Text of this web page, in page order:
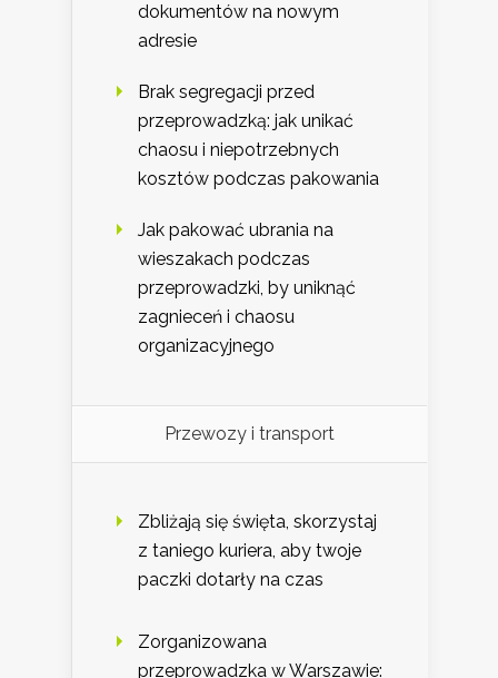
dokumentów na nowym
adresie
Brak segregacji przed
przeprowadzką: jak unikać
chaosu i niepotrzebnych
kosztów podczas pakowania
Jak pakować ubrania na
wieszakach podczas
przeprowadzki, by uniknąć
zagnieceń i chaosu
organizacyjnego
Przewozy i transport
Zbliżają się święta, skorzystaj
z taniego kuriera, aby twoje
paczki dotarły na czas
Zorganizowana
przeprowadzka w Warszawie: